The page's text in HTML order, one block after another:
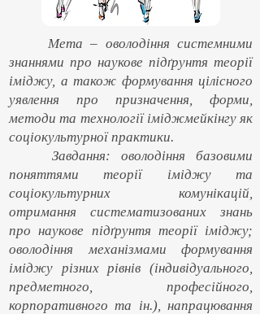
Мета – оволодіння системними
знаннями про наукове підґрунтя теорії
іміджу, а також формування цілісного
уявлення про призначення, форми,
методи та технології іміджмейкінгу як
соціокультурної практики.
Завдання: оволодіння базовими
поняттями теорії іміджу та
соціокультурних комунікацій,
отримання систематизованих знань
про наукове підґрунтя теорії іміджу;
оволодіння механізмами формування
іміджу різних рівнів (індивідуального,
предметного, професійного,
корпоративного та ін.), напрацювання